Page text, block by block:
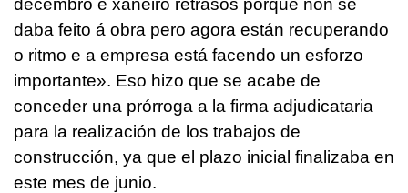
decembro e xaneiro retrasos porque non se
daba feito á obra pero agora están recuperando
o ritmo e a empresa está facendo un esforzo
importante». Eso hizo que se acabe de
conceder una prórroga a la firma adjudicataria
para la realización de los trabajos de
construcción, ya que el plazo inicial finalizaba en
este mes de junio.